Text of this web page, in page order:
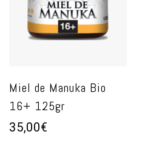
Miel de Manuka Bio
16+ 125gr
35,00€